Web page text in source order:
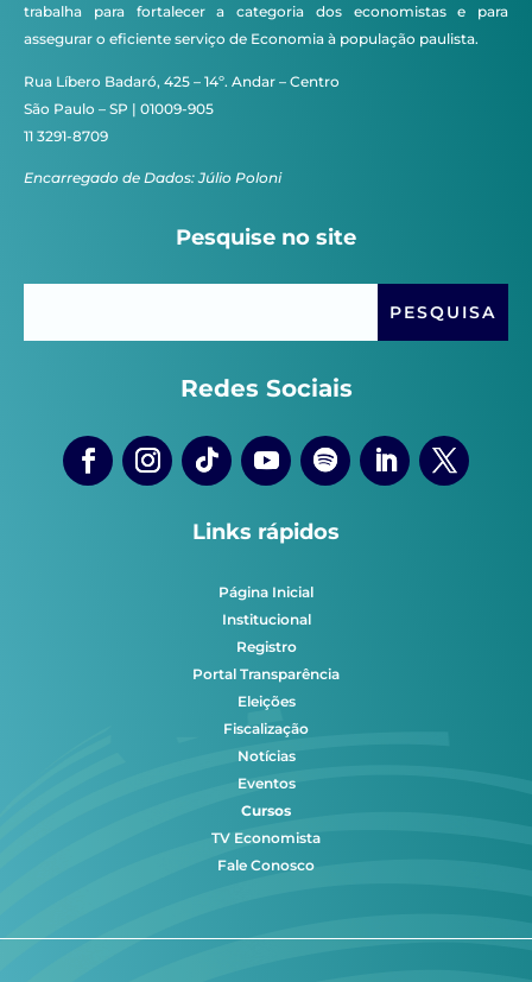
trabalha para fortalecer a categoria dos economistas e para
assegurar o eficiente serviço de Economia à população paulista.
Rua Líbero Badaró, 425 – 14º. Andar – Centro
São Paulo – SP | 01009-905
11 3291-8709
Encarregado de Dados: Júlio Poloni
Pesquise no site
Redes Sociais
Links rápidos
Página Inicial
Institucional
Registro
Portal Transparência
Eleições
Fiscalização
Notícias
Eventos
Cursos
TV Economista
Fale Conosco